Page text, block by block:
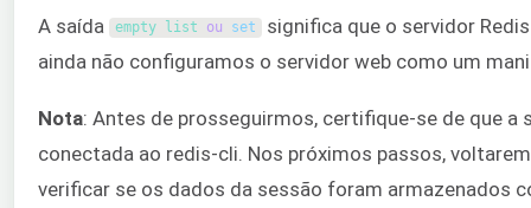
A saída empty list ou set significa que o servidor
ainda não configuramos o servidor web como um
Nota: Antes de prosseguirmos, certifique-se de que a
conectada ao redis-cli. Nos próximos passos,
verificar se os dados da sessão foram armazenados